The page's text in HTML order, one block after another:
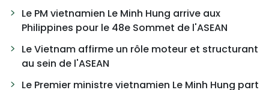
Le PM vietnamien Le Minh Hung arrive aux
Philippines pour le 48e Sommet de l'ASEAN
Le Vietnam affirme un rôle moteur et structurant
au sein de l'ASEAN
Le Premier ministre vietnamien Le Minh Hung part